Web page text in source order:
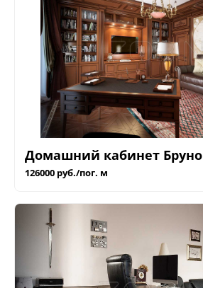
Домашний кабинет Бруно
126000 руб./пог. м